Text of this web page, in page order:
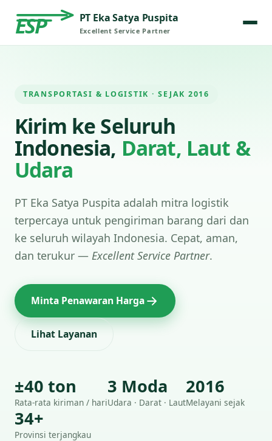
ESP PT Eka Satya Puspita
Excellent Service Partner
TRANSPORTASI & LOGISTIK · SEJAK 2016
Kirim ke Seluruh
Indonesia, Darat, Laut &
Udara
PT Eka Satya Puspita adalah mitra logistik
terpercaya untuk pengiriman barang dari dan
ke seluruh wilayah Indonesia. Cepat, aman,
dan terukur — Excellent Service Partner.
Minta Penawaran Harga
Lihat Layanan
±40 ton
Rata-rata kiriman / hari
3 Moda
Udara · Darat · Laut
2016
Melayani sejak
34+
Provinsi terjangkau